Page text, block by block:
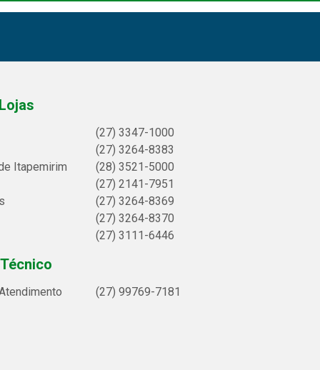
(27) 3347-1000
(27) 3264-8383
Itapemirim
(28) 3521-5000
(27) 2141-7951
(27) 3264-8369
(27) 3264-8370
(27) 3111-6446
(27) 99769-7181